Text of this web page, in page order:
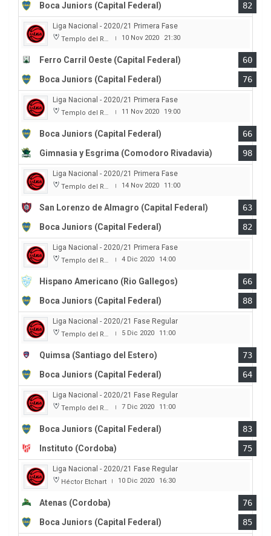
Boca Juniors (Capital Federal)
82
Liga Nacional - 2020/21 Primera Fase
Templo del Rock | 10 Nov 2020 21:30
Ferro Carril Oeste (Capital Federal)
60
Boca Juniors (Capital Federal)
76
Liga Nacional - 2020/21 Primera Fase
Templo del Rock | 11 Nov 2020 19:00
Boca Juniors (Capital Federal)
66
Gimnasia y Esgrima (Comodoro Rivadavia)
98
Liga Nacional - 2020/21 Primera Fase
Templo del Rock | 14 Nov 2020 11:00
San Lorenzo de Almagro (Capital Federal)
63
Boca Juniors (Capital Federal)
82
Liga Nacional - 2020/21 Primera Fase
Templo del Rock | 4 Dic 2020 14:00
Hispano Americano (Rio Gallegos)
66
Boca Juniors (Capital Federal)
88
Liga Nacional - 2020/21 Fase Regular
Templo del Rock | 5 Dic 2020 11:00
Quimsa (Santiago del Estero)
73
Boca Juniors (Capital Federal)
64
Liga Nacional - 2020/21 Fase Regular
Templo del Rock | 7 Dic 2020 11:00
Boca Juniors (Capital Federal)
83
Instituto (Cordoba)
75
Liga Nacional - 2020/21 Fase Regular
Héctor Etchart | 10 Dic 2020 16:30
Atenas (Cordoba)
76
Boca Juniors (Capital Federal)
85